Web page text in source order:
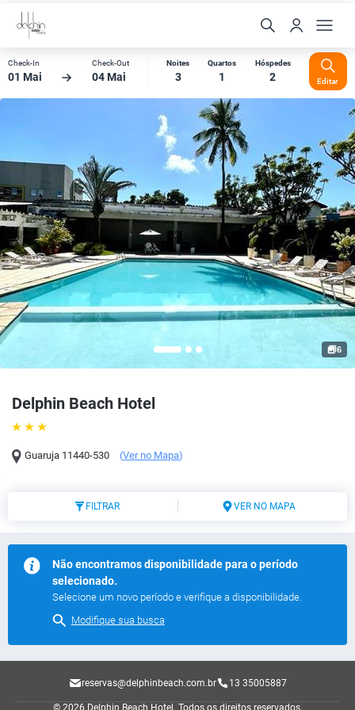
Check-In
01 Mai
Check-Out
04 Mai
Noites
3
Quartos
1
Hóspedes
2 Editar
Delphin Beach Hotel
Guaruja 11440-530 (Ver no Mapa)
6
FILTRAR VER NO MAPA
Não encontramos disponibilidade para o período
selecionado.
Selecione um novo período e verifique a disponibilidade.
Modifique sua busca
reservas@delphinbeach.com.br 13 35005887
© 2026 Delphin Beach Hotel. Todos os direitos reservados.